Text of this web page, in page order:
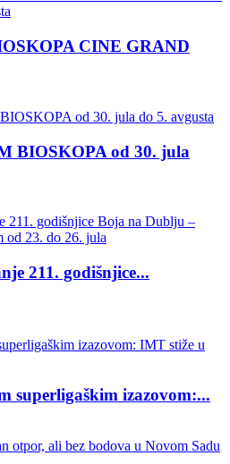
CINE GRAND
BIOSKOPA od 30. jula
211. godišnjice...
superligaškim izazovom:...